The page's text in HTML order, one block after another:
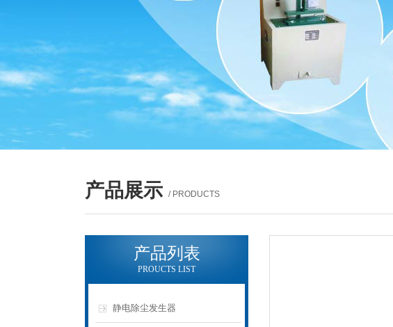
产品展示 / PRODUCTS
产品列表
PROUCTS LIST
静电除尘发生器